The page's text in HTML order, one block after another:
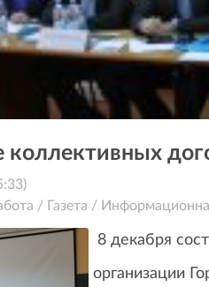
/ Газета /
8 декабря
организации